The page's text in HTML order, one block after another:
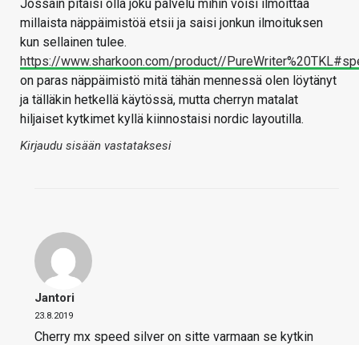
Jossain pitäisi olla joku palvelu mihin voisi ilmoittaa
millaista näppäimistöä etsii ja saisi jonkun ilmoituksen
kun sellainen tulee.
https://www.sharkoon.com/product//
on paras näppäimistö mitä tähän mennessä olen löytänyt
ja tälläkin hetkellä käytössä, mutta cherryn matalat
hiljaiset kytkimet kyllä kiinnostaisi nordic layoutilla.
Kirjaudu sisään vastataksesi
Jantori
23.8.2019
Cherry mx speed silver on sitte varmaan se kytkin